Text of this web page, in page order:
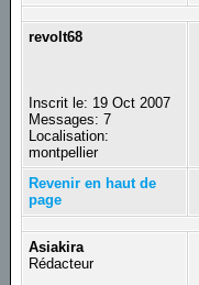
revolt68
Inscrit le: 19 Oct 2007
Messages: 7
Localisation:
montpellier
Revenir en haut de
page
Asiakira
Rédacteur